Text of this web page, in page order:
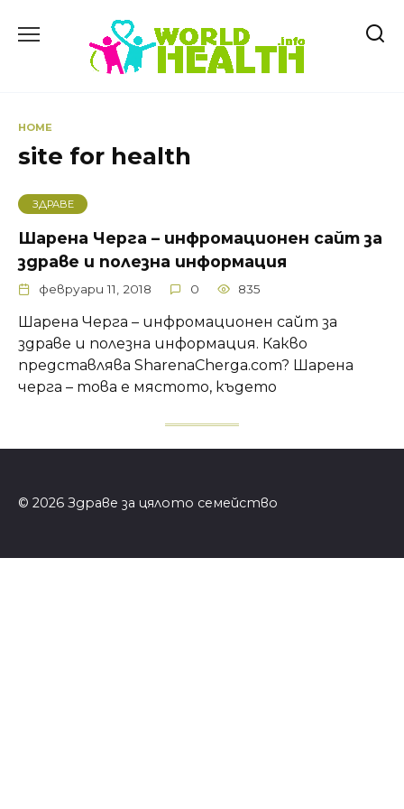
HOME
site for health
ЗДРАВЕ
Шарена Черга – инфромационен сайт за
здраве и полезна информация
февруари 11, 2018 0 835
Шарена Черга – инфромационен сайт за
здраве и полезна информация. Какво
представлява SharenaCherga.com? Шарена
черга – това е мястото, където
© 2026 Здраве за цялото семейство